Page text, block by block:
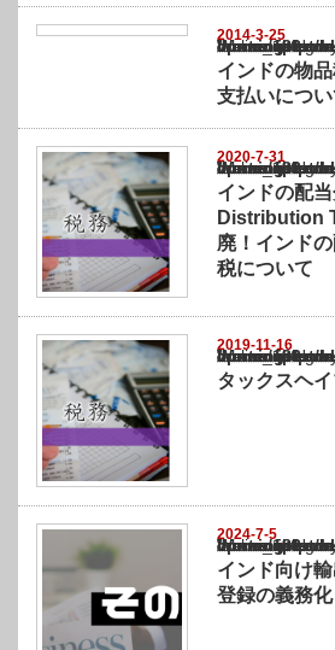
2014-3-25
Warning
: Undefined array key
/home/netst/kuno-cpa.co.jp/
on line183
インドの物
支払いについ
2020-7-31
Warning
: Undefined array key
/home/netst/kuno-cpa.co.jp/
on line183
インドの配
Distribution
廃！インド
税について
2019-11-16
Warning
: Undefined array key
/home/netst/kuno-cpa.co.jp/
on line183
タックスヘ
2024-7-5
Warning
: Undefined array key
/home/netst/kuno-cpa.co.jp/
on line183
インド向け
登録の義務化